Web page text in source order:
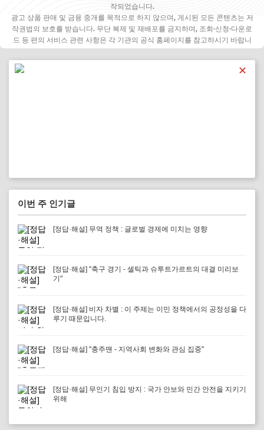
작되었습니다.
광고 상품 판매 및 금융 중개를 목적으로 하지 않으며, 게시된 모든 콘텐츠는 저
작권법의 보호를 받습니다. 무단 복제 및 재배포를 금지하며, 조회·신청·다운로
드 등 편의 서비스 관련 사항은 각 기관의 공식 홈페이지를 참고하시기 바랍니
✕
이번 주 인기글
[정답·해설] 무역 정책 : 글로벌 경제에 미치는 영향
[정답·해설] "축구 경기 - 셀틱과 슈투트가르트의 대결 미리보
기"
[정답·해설] 비자 차별 : 이 주제는 이민 정책에서의 공정성을 다
루기 때문입니다.
[정답·해설] "충주맨 - 지역사회 변화와 관심 집중"
[정답·해설] 무인기 침입 방지 : 국가 안보와 민간 안전을 지키기
위해